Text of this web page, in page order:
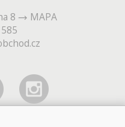
8
MAPA